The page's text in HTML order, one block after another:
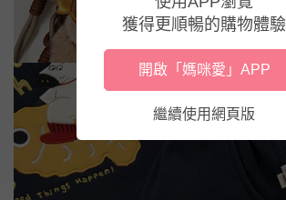
獲得更順暢的購物體驗
開啟「媽咪愛」APP
繼續使用網頁版